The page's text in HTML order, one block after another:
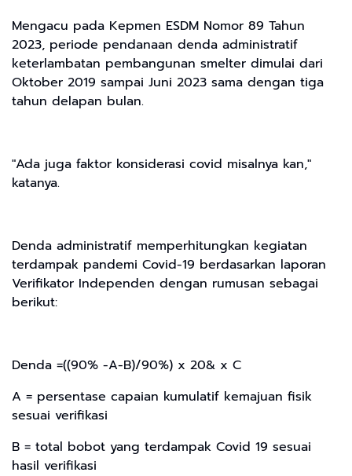
Mengacu pada Kepmen ESDM Nomor 89 Tahun
2023, periode pendanaan denda administratif
keterlambatan pembangunan smelter dimulai dari
Oktober 2019 sampai Juni 2023 sama dengan tiga
tahun delapan bulan.
"Ada juga faktor konsiderasi covid misalnya kan,"
katanya.
Denda administratif memperhitungkan kegiatan
terdampak pandemi Covid-19 berdasarkan laporan
Verifikator Independen dengan rumusan sebagai
berikut:
Denda =((90% -A-B)/90%) x 20& x C
A = persentase capaian kumulatif kemajuan fisik
sesuai verifikasi
B = total bobot yang terdampak Covid 19 sesuai
hasil verifikasi